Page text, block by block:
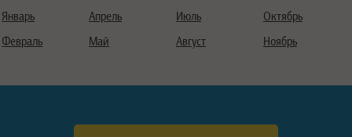
Январь
Февраль
Апрель
Май
Июль
Август
Октябрь
Ноябрь